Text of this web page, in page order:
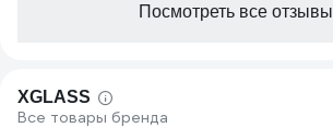
Посмотреть все отзывы
XGLASS
Все товары бренда